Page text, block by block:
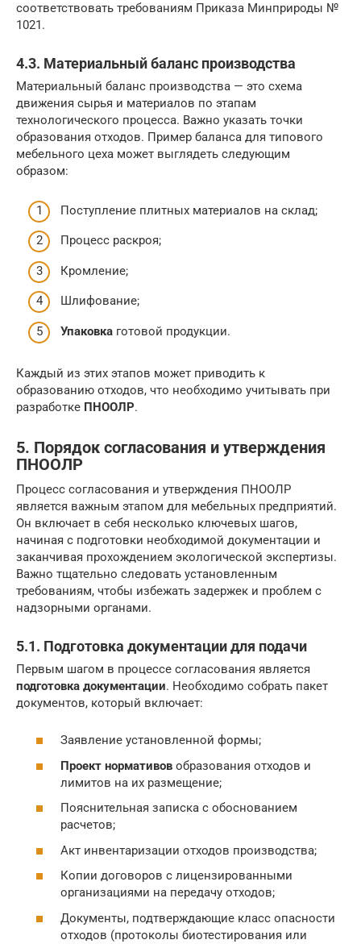
соответствовать требованиям Приказа Минприроды №
1021.
4.3. Материальный баланс производства
Материальный баланс производства — это схема
движения сырья и материалов по этапам
технологического процесса. Важно указать точки
образования отходов. Пример баланса для типового
мебельного цеха может выглядеть следующим
образом:
Поступление плитных материалов на склад;
Процесс раскроя;
Кромление;
Шлифование;
Упаковка готовой продукции.
Каждый из этих этапов может приводить к
образованию отходов, что необходимо учитывать при
разработке ПНООЛР.
5. Порядок согласования и утверждения
ПНООЛР
Процесс согласования и утверждения ПНООЛР
является важным этапом для мебельных предприятий.
Он включает в себя несколько ключевых шагов,
начиная с подготовки необходимой документации и
заканчивая прохождением экологической экспертизы.
Важно тщательно следовать установленным
требованиям, чтобы избежать задержек и проблем с
надзорными органами.
5.1. Подготовка документации для подачи
Первым шагом в процессе согласования является
подготовка документации. Необходимо собрать пакет
документов, который включает:
Заявление установленной формы;
Проект нормативов образования отходов и
лимитов на их размещение;
Пояснительная записка с обоснованием
расчетов;
Акт инвентаризации отходов производства;
Копии договоров с лицензированными
организациями на передачу отходов;
Документы, подтверждающие класс опасности
отходов (протоколы биотестирования или